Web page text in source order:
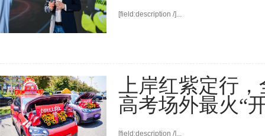
[field:description /]...
上岸红紫定行
高考场外最火“
[field:description /]...